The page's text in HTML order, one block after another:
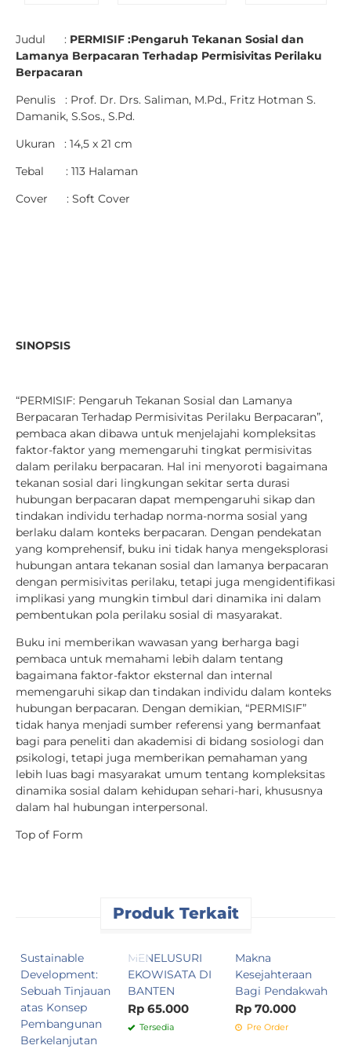
Judul : PERMISIF :Pengaruh Tekanan Sosial dan
Lamanya Berpacaran Terhadap Permisivitas Perilaku
Berpacaran
Penulis : Prof. Dr. Drs. Saliman, M.Pd., Fritz Hotman S.
Damanik, S.Sos., S.Pd.
Ukuran : 14,5 x 21 cm
Tebal : 113 Halaman
Cover : Soft Cover
SINOPSIS
“PERMISIF: Pengaruh Tekanan Sosial dan Lamanya
Berpacaran Terhadap Permisivitas Perilaku Berpacaran”,
pembaca akan dibawa untuk menjelajahi kompleksitas
faktor-faktor yang memengaruhi tingkat permisivitas
dalam perilaku berpacaran. Hal ini menyoroti bagaimana
tekanan sosial dari lingkungan sekitar serta durasi
hubungan berpacaran dapat mempengaruhi sikap dan
tindakan individu terhadap norma-norma sosial yang
berlaku dalam konteks berpacaran. Dengan pendekatan
yang komprehensif, buku ini tidak hanya mengeksplorasi
hubungan antara tekanan sosial dan lamanya berpacaran
dengan permisivitas perilaku, tetapi juga mengidentifikasi
implikasi yang mungkin timbul dari dinamika ini dalam
pembentukan pola perilaku sosial di masyarakat.
Buku ini memberikan wawasan yang berharga bagi
pembaca untuk memahami lebih dalam tentang
bagaimana faktor-faktor eksternal dan internal
memengaruhi sikap dan tindakan individu dalam konteks
hubungan berpacaran. Dengan demikian, “PERMISIF”
tidak hanya menjadi sumber referensi yang bermanfaat
bagi para peneliti dan akademisi di bidang sosiologi dan
psikologi, tetapi juga memberikan pemahaman yang
lebih luas bagi masyarakat umum tentang kompleksitas
dinamika sosial dalam kehidupan sehari-hari, khususnya
dalam hal hubungan interpersonal.
Top of Form
Produk Terkait
Sustainable
Development:
Sebuah Tinjauan
atas Konsep
Pembangunan
Berkelanjutan
MENELUSURI
EKOWISATA DI
BANTEN
Rp 65.000
Tersedia
Makna
Kesejahteraan
Bagi Pendakwah
Rp 70.000
Pre Order